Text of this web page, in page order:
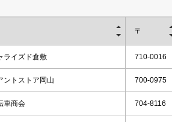
〒
ライズド倉敷 710-0016
ントストア岡山 700-0975
車商会 704-8116